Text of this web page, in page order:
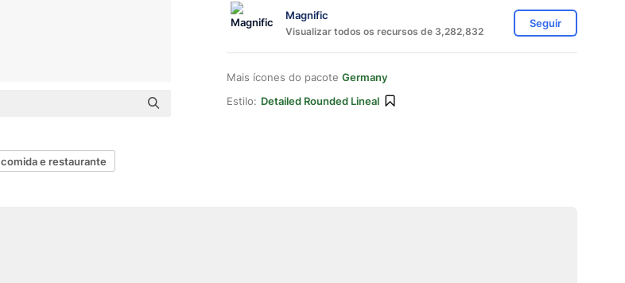
Magnific
Visualizar todos os recursos de 3,282,832
Seguir
Mais ícones do pacote Germany
Estilo: Detailed Rounded Lineal
comida e restaurante